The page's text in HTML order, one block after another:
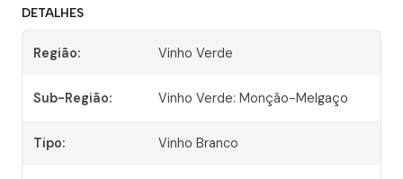
DETALHES
Região: Vinho Verde
Sub-Região: Vinho Verde: Monção-Melgaço
Tipo: Vinho Branco